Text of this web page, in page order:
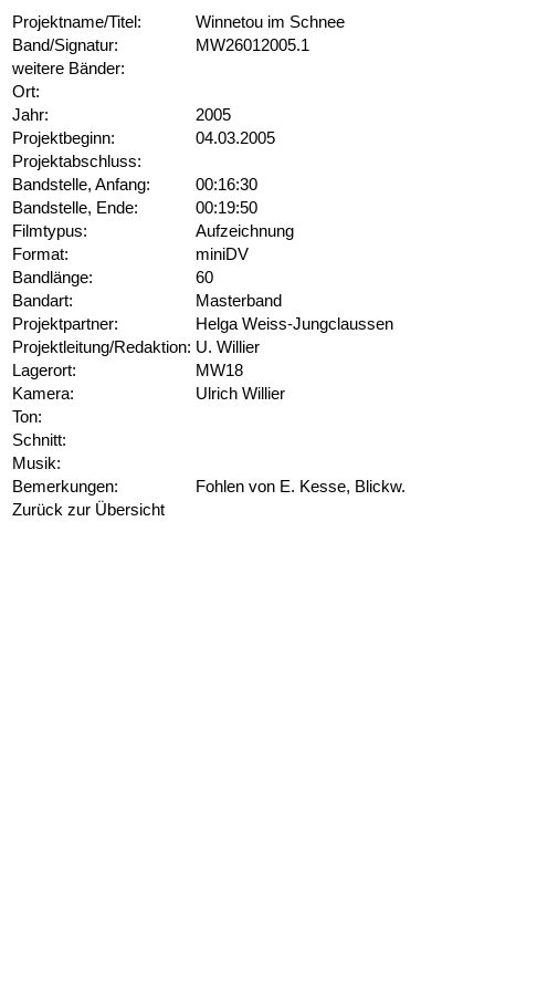
Projektname/Titel:
Winnetou im Schnee
Band/Signatur:
MW26012005.1
weitere Bänder:
Ort:
Jahr:
2005
Projektbeginn:
04.03.2005
Projektabschluss:
Bandstelle, Anfang:
00:16:30
Bandstelle, Ende:
00:19:50
Filmtypus:
Aufzeichnung
Format:
miniDV
Bandlänge:
60
Bandart:
Masterband
Projektpartner:
Helga Weiss-Jungclaussen
Projektleitung/Redaktion: U. Willier
Lagerort:
MW18
Kamera:
Ulrich Willier
Ton:
Schnitt:
Musik:
Bemerkungen:
Fohlen von E. Kesse, Blickw.
Zurück zur Übersicht